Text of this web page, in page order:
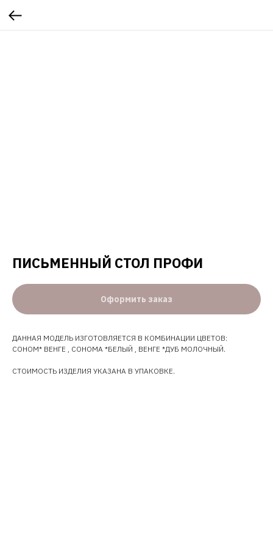
ПИСЬМЕННЫЙ СТОЛ ПРОФИ
Оформить заказ
ДАННАЯ МОДЕЛЬ ИЗГОТОВЛЯЕТСЯ В КОМБИНАЦИИ ЦВЕТОВ:
СОНОМ* ВЕНГЕ , СОНОМА *БЕЛЫЙ , ВЕНГЕ *ДУБ МОЛОЧНЫЙ.
СТОИМОСТЬ ИЗДЕЛИЯ УКАЗАНА В УПАКОВКЕ.